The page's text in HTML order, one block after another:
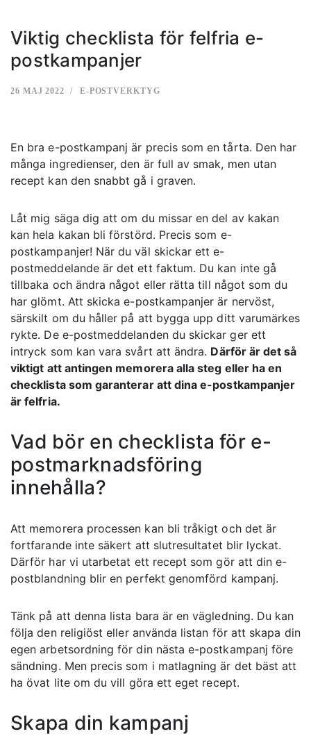
Viktig checklista för felfria e-
postkampanjer
26 MAJ 2022 E-POSTVERKTYG
En bra e-postkampanj är precis som en tårta. Den har
många ingredienser, den är full av smak, men utan
recept kan den snabbt gå i graven.
Låt mig säga dig att om du missar en del av kakan
kan hela kakan bli förstörd. Precis som e-
postkampanjer! När du väl skickar ett e-
postmeddelande är det ett faktum. Du kan inte gå
tillbaka och ändra något eller rätta till något som du
har glömt. Att skicka e-postkampanjer är nervöst,
särskilt om du håller på att bygga upp ditt varumärkes
rykte. De e-postmeddelanden du skickar ger ett
intryck som kan vara svårt att ändra. Därför är det så
viktigt att antingen memorera alla steg eller ha en
checklista som garanterar att dina e-postkampanjer
är felfria.
Vad bör en checklista för e-
postmarknadsföring
innehålla?
Att memorera processen kan bli tråkigt och det är
fortfarande inte säkert att slutresultatet blir lyckat.
Därför har vi utarbetat ett recept som gör att din e-
postblandning blir en perfekt genomförd kampanj.
Tänk på att denna lista bara är en vägledning. Du kan
följa den religiöst eller använda listan för att skapa din
egen arbetsordning för din nästa e-postkampanj före
sändning. Men precis som i matlagning är det bäst att
ha övat lite om du vill göra ett eget recept.
Skapa din kampanj